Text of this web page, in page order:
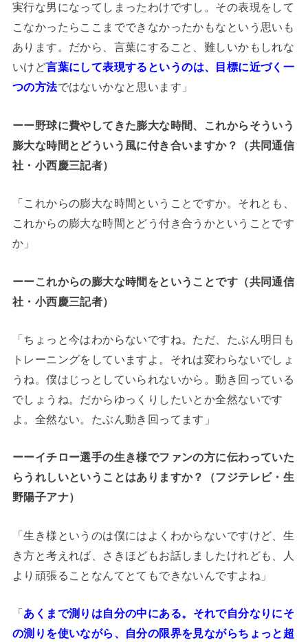
実行な男になってしまったわけですし。その表現をして
こなかったらここまでできなかったかもなという思いも
あります。だから、言葉にすること、難しいかもしれな
いけど言葉にして表現するというのは、目標に近づく一
つの方法ではないかなと思います」
ーー野球に費やしてきた膨大な時間、これからそういう
膨大な時間とどういう風に付き合いますか？（共同通信
社・小西慶三記者）
「これからの膨大な時間ということですか。それとも、
これからの膨大な時間とどう付き合うかということです
か」
ーーこれからの膨大な時間をということです（共同通信
社・小西慶三記者）
「ちょっと今はわからないですね。ただ、たぶん明日も
トレーニングをしていますよ。それは変わらないでしょ
うね。僕はじっとしていられないから。動き回っている
でしょうね。だからゆっくりしたいとか全然ないです
よ。全然ない。たぶん動き回ってます」
ーーイチロー選手の生き様でファンの方に伝わっていた
らうれしいということはありますか？（フジテレビ・生
野陽子アナ）
「生き様というのは僕にはよくわからないですけど、生
き方と考えれば、さきほどもお話しましたけれども、人
より頑張ることなんてとてもできないんですよね」
「あくまで測りは自分の中にある。それで自分なりにそ
の測りを使いながら、自分の限界を見ながらちょっと超